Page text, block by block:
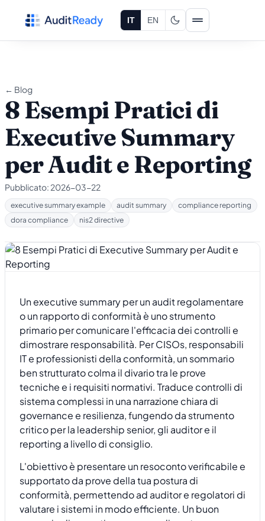
IT EN
← Blog
8 Esempi Pratici di
Executive Summary
per Audit e Reporting
Pubblicato: 2026-03-22
executive summary example audit summary
compliance reporting
dora compliance
nis2 directive
Un executive summary per un audit regolamentare
o un rapporto di conformità è uno strumento
primario per comunicare l'efficacia dei controlli e
dimostrare responsabilità. Per CISOs, responsabili
IT e professionisti della conformità, un sommario
ben strutturato colma il divario tra le prove
tecniche e i requisiti normativi. Traduce controlli di
sistema complessi in una narrazione chiara di
governance e resilienza, fungendo da strumento
critico per la leadership senior, gli auditor e il
reporting a livello di consiglio.
L'obiettivo è presentare un resoconto verificabile e
supportato da prove della tua postura di
conformità, permettendo ad auditor e regolatori di
valutare i sistemi in modo efficiente. Un buon